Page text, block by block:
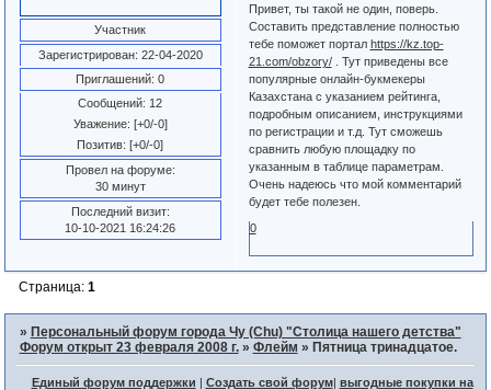
Участник
Зарегистрирован: 22-04-2020
Приглашений: 0
Сообщений: 12
Уважение: [+0/-0]
Позитив: [+0/-0]
Провел на форуме:
30 минут
Последний визит:
10-10-2021 16:24:26
Привет, ты такой не один, поверь.
Составить представление полностью
тебе поможет портал https://kz.top-
21.com/obzory/. Тут приведены все
популярные онлайн-букмекеры
Казахстана с указанием рейтинга,
подробным описанием, инструкциями
по регистрации и т.д. Тут сможешь
сравнить любую площадку по
указанным в таблице параметрам.
Очень надеюсь что мой комментарий
будет тебе полезен.
0
Страница: 1
» Персональный форум города Чу (Chu) "Столица нашего детства"
Форум открыт 23 февраля 2008 г. » Флейм » Пятница тринадцатое.
Единый форум поддержки | Создать свой форум| выгодные покупки на